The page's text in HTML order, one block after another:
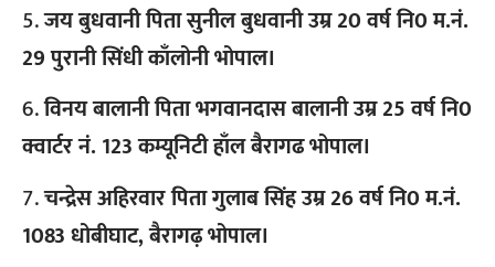
जय बुधवानी पिता सुनील बुधवानी उम्र 20 वर्ष नि0 म.नं.
29 पुरानी सिंधी काँलोनी भोपाल।
विनय बालानी पिता भगवानदास बालानी उम्र 25 वर्ष नि0
क्वार्टर नं. 123 कम्यूनिटी हाँल बैरागढ भोपाल।
चन्द्रेस अहिरवार पिता गुलाब सिंह उम्र 26 वर्ष नि0 म.नं.
1083 धोबीघाट, बैरागढ़ भोपाल।